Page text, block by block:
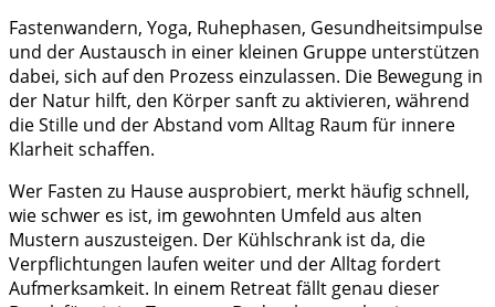
Fastenwandern, Yoga, Ruhephasen, Gesundheitsimpulse
und der Austausch in einer kleinen Gruppe unterstützen
dabei, sich auf den Prozess einzulassen. Die Bewegung in
der Natur hilft, den Körper sanft zu aktivieren, während
die Stille und der Abstand vom Alltag Raum für innere
Klarheit schaffen.
Wer Fasten zu Hause ausprobiert, merkt häufig schnell,
wie schwer es ist, im gewohnten Umfeld aus alten
Mustern auszusteigen. Der Kühlschrank ist da, die
Verpflichtungen laufen weiter und der Alltag fordert
Aufmerksamkeit. In einem Retreat fällt genau dieser